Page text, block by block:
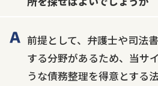
会社破産・法人破産
住宅ローン
前提として、弁護士や司法
する分野があるため、当サ
うな債務整理を得意とする